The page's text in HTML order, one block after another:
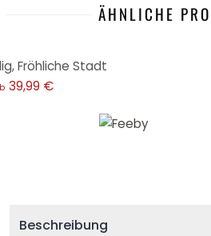
ÄHNLICHE
Fröhliche Stadt
39,99 €
Beschreibung